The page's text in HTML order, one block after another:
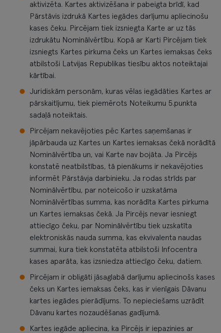
aktivizēta. Kartes aktivizēšana ir pabeigta brīdī, kad
Pārstāvis izdrukā Kartes iegādes darījumu apliecinošu
kases čeku. Pircējam tiek izsniegta Karte ar uz tās
izdrukātu Nominālvērtību. Kopā ar Karti Pircējam tiek
izsniegts Kartes pirkuma čeks un Kartes iemaksas čeks
atbilstoši Latvijas Republikas tiesību aktos noteiktajai
kārtībai.
Juridiskām personām, kuras vēlas iegādāties Kartes ar
pārskaitījumu, tiek piemērots Noteikumu 5.punkta
sadaļā noteiktais.
Pircējam nekavējoties pēc Kartes saņemšanas ir
jāpārbauda uz Kartes un Kartes iemaksas čekā norādītā
Nominālvērtība un, vai Karte nav bojāta. Ja Pircējs
konstatē neatbilstības, tā pienākums ir nekavējoties
informēt Pārstāvja darbinieku. Ja rodas strīds par
Nominālvērtību, par noteicošo ir uzskatāma
Nominālvērtības summa, kas norādīta Kartes pirkuma
un Kartes iemaksas čekā. Ja Pircējs nevar iesniegt
attiecīgo čeku, par Nominālvērtību tiek uzskatīta
elektroniskās nauda summa, kas ekvivalenta naudas
summai, kura tiek konstatēta atbilstoši Infocentra
kases aparāta, kas izsniedza attiecīgo čeku, datiem.
Pircējam ir obligāti jāsaglabā darījumu apliecinošs kases
čeks un Kartes iemaksas čeks, kas ir vienīgais Dāvanu
kartes iegādes pierādījums. To nepieciešams uzrādīt
Dāvanu kartes nozaudēšanas gadījumā.
Kartes iegāde apliecina, ka Pircējs ir iepazinies ar